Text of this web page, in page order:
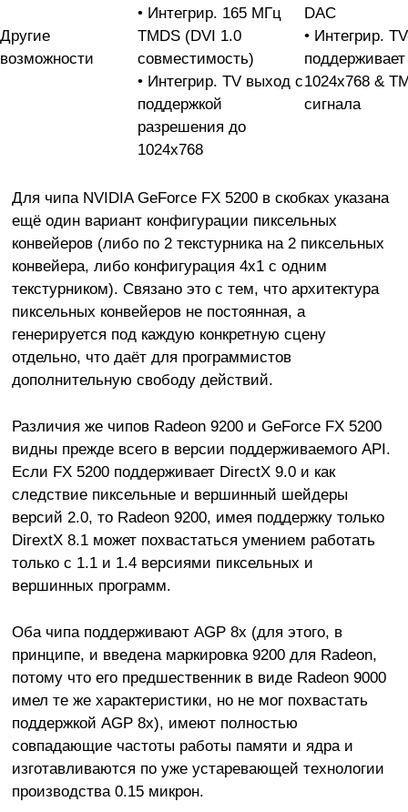
Другие
возможности
• Интегрир. 165 МГц
TMDS (DVI 1.0
совместимость)
• Интегрир. TV выход с
поддержкой
разрешения до
1024x768
DAC
• Интегрир.
1024x768 &
сигнала
Для чипа NVIDIA GeForce FX 5200 в скобках указана
ещё один вариант конфигурации пиксельных
конвейеров (либо по 2 текстурника на 2 пиксельных
конвейера, либо конфигурация 4х1 с одним
текстурником). Связано это с тем, что архитектура
пиксельных конвейеров не постоянная, а
генерируется под каждую конкретную сцену
отдельно, что даёт для программистов
дополнительную свободу действий.
Различия же чипов Radeon 9200 и GeForce FX 5200
видны прежде всего в версии поддерживаемого API.
Если FX 5200 поддерживает DirectX 9.0 и как
следствие пиксельные и вершинный шейдеры
версий 2.0, то Radeon 9200, имея поддержку только
DirextX 8.1 может похвастаться умением работать
только с 1.1 и 1.4 версиями пиксельных и
вершинных программ.
Оба чипа поддерживают AGP 8x (для этого, в
принципе, и введена маркировка 9200 для Radeon,
потому что его предшественник в виде Radeon 9000
имел те же характеристики, но не мог похвастать
поддержкой AGP 8x), имеют полностью
совпадающие частоты работы памяти и ядра и
изготавливаются по уже устаревающей технологии
производства 0.15 микрон.